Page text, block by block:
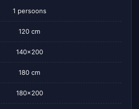
1 persoons
120 cm
140×200
180 cm
180×200